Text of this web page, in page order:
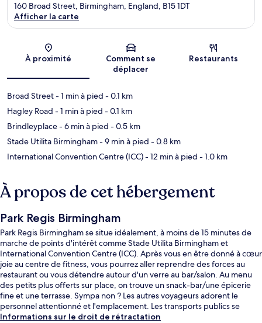
Carte
160 Broad Street, Birmingham, England, B15 1DT
Afficher la carte
À proximité
Comment se
déplacer
Restaurants
Broad Street- 1 min à pied - 0.1 km
Hagley Road - 1 min à pied - 0.1 km
Brindleyplace- 6 min à pied - 0.5 km
Stade Utilita Birmingham- 9 min à pied - 0.8 km
International Convention Centre (ICC)- 12 min à pied - 1.0 km
À propos de cet hébergement
Park Regis Birmingham
Park Regis Birmingham se situe idéalement, à moins de 15 minutes de
marche de points d'intérêt comme Stade Utilita Birmingham et
International Convention Centre (ICC). Après vous en être donné à cœur
joie au centre de fitness, vous pourrez aller reprendre des forces au
restaurant ou vous détendre autour d'un verre au bar/salon. Au menu
des petits plus offerts sur place, on trouve un snack-bar/une épicerie
fine et une terrasse. Sympa non ? Les autres voyageurs adorent le
personnel attentionné et l'emplacement. Les transports publics se
situent à une courte distance à pied : Arrêt de tram Five Ways est à 3
Informations sur le droit de rétractation